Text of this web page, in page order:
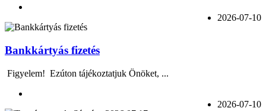
2026-07-10
Bankkártyás fizetés
Figyelem! Ezúton tájékoztatjuk Önöket, ...
2026-07-10